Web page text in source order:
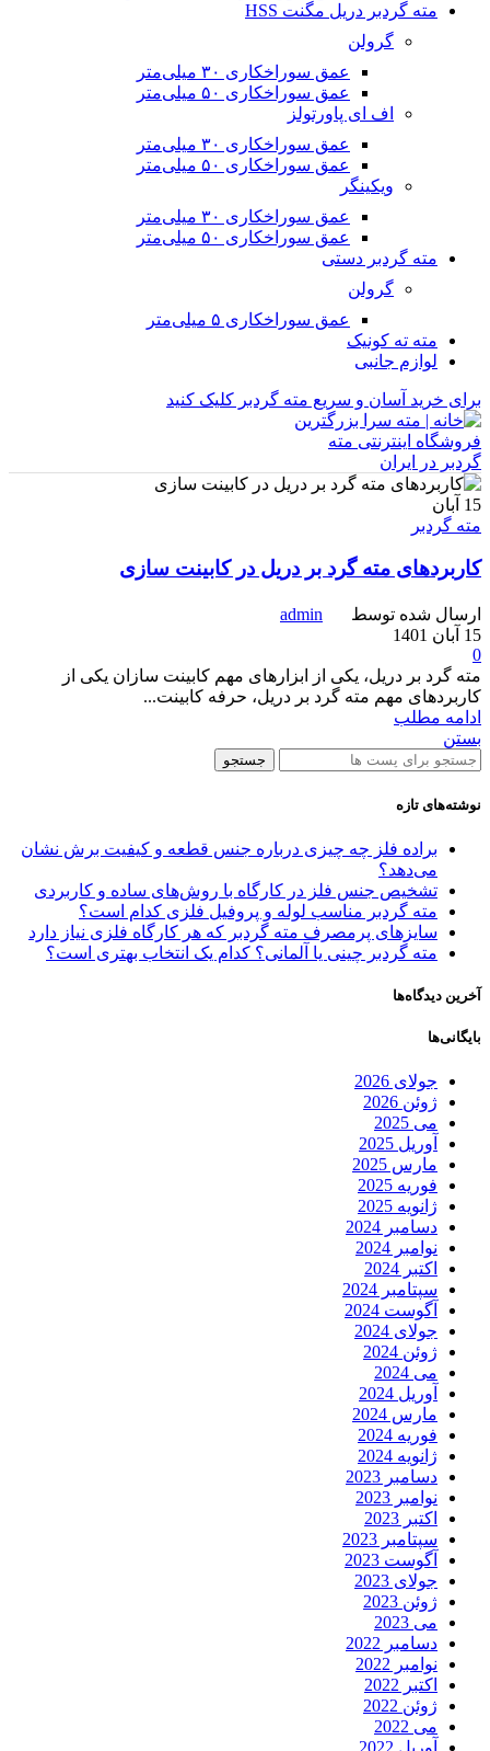
مته گردبر دریل مگنت HSS
گرولن
عمق سوراخکاری ۳۰ میلی‌متر
عمق سوراخکاری ۵۰ میلی‌متر
اف ای پاورتولز
عمق سوراخکاری ۳۰ میلی‌متر
عمق سوراخکاری ۵۰ میلی‌متر
ویکینگر
عمق سوراخکاری ۳۰ میلی‌متر
عمق سوراخکاری ۵۰ میلی‌متر
مته گردبر دستی
گرولن
عمق سوراخکاری ۵ میلی‌متر
مته ته کونیک
لوازم جانبی
برای خرید آسان و سریع مته گردبر کلیک کنید
15 آبان
مته گردبر
کاربردهای مته گرد بر دریل در کابینت سازی
ارسال شده توسط
admin
15 آبان 1401
0
مته گرد بر دریل، یکی از ابزارهای مهم کابینت سازان یکی از
کاربردهای مهم مته گرد بر دریل، حرفه کابینت...
ادامه مطلب
بستن
جستجو
نوشته‌های تازه
براده فلز چه چیزی درباره جنس قطعه و کیفیت برش نشان
می‌دهد؟
تشخیص جنس فلز در کارگاه با روش‌های ساده و کاربردی
مته گردبر مناسب لوله و پروفیل فلزی کدام است؟
سایزهای پرمصرف مته گردبر که هر کارگاه فلزی نیاز دارد
مته گردبر چینی یا آلمانی؟ کدام یک انتخاب بهتری است؟
آخرین دیدگاه‌ها
بایگانی‌ها
جولای 2026
ژوئن 2026
می 2025
آوریل 2025
مارس 2025
فوریه 2025
ژانویه 2025
دسامبر 2024
نوامبر 2024
اکتبر 2024
سپتامبر 2024
آگوست 2024
جولای 2024
ژوئن 2024
می 2024
آوریل 2024
مارس 2024
فوریه 2024
ژانویه 2024
دسامبر 2023
نوامبر 2023
اکتبر 2023
سپتامبر 2023
آگوست 2023
جولای 2023
ژوئن 2023
می 2023
دسامبر 2022
نوامبر 2022
اکتبر 2022
ژوئن 2022
می 2022